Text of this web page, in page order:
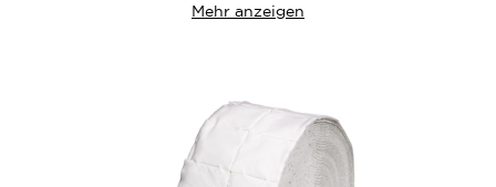
Mehr anzeigen